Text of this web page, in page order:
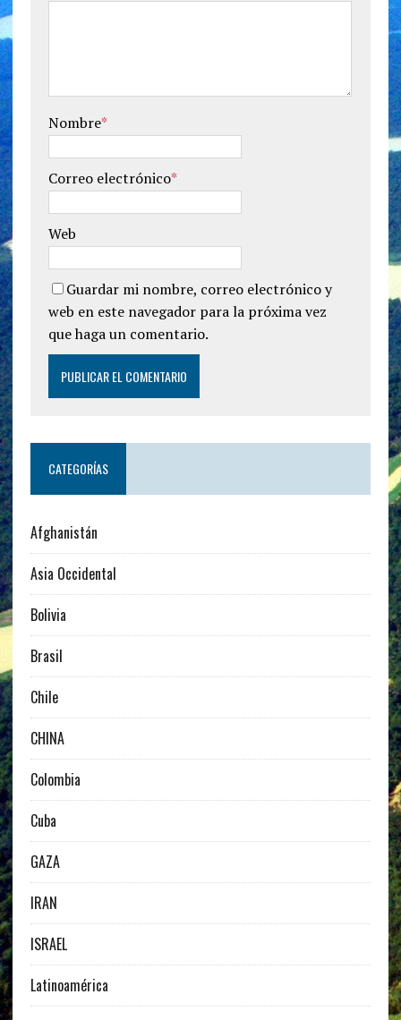
Nombre*
Correo electrónico*
Web
Guardar mi nombre, correo electrónico y
web en este navegador para la próxima vez
que haga un comentario.
CATEGORÍAS
Afghanistán
Asia Occidental
Bolivia
Brasil
Chile
CHINA
Colombia
Cuba
GAZA
IRAN
ISRAEL
Latinoamérica